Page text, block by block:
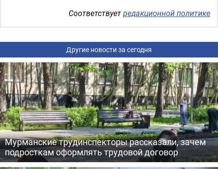
Соответствуетредакционной политике
Другие новости за сегодня
Мурманские трудинспекторы рассказали, зачем
подросткам оформлять трудовой договор